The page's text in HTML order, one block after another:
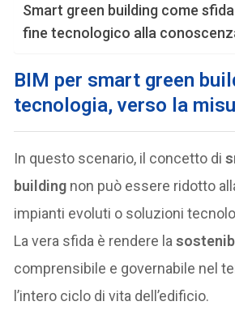
Smart green building come
fine tecnologico alla
BIM per smart green
tecnologia, verso la
In questo scenario, il concetto di
building non può essere ridotto
impianti evoluti o soluzioni
La vera sfida è rendere la
comprensibile e governabile nel
l’intero ciclo di vita dell’edificio.